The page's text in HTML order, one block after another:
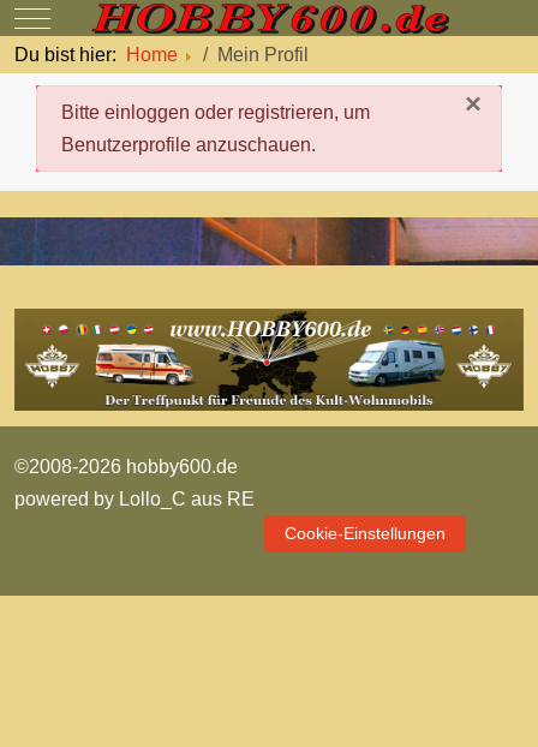
Mobile Menu Toggle
Du bist hier:
Home Mein Profil
×
danger
Bitte einloggen oder registrieren, um
Benutzerprofile anzuschauen.
©2008-2026 hobby600.de
powered by Lollo_C aus RE
Cookie-Einstellungen